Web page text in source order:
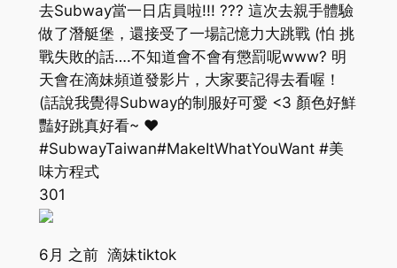
去Subway當一日店員啦!!! ??? 這次去親手體驗
做了潛艇堡，還接受了一場記憶力大跳戰 (怕 挑
戰失敗的話….不知道會不會有懲罰呢www? 明
天會在滴妹頻道發影片，大家要記得去看喔！
(話說我覺得Subway的制服好可愛 <3 顏色好鮮
豔好跳真好看~ ❤
#SubwayTaiwan#MakeItWhatYouWant #美
味方程式
301
6月 之前 滴妹tiktok